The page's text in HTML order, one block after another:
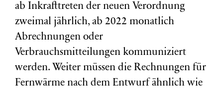
ab Inkrafttreten der neuen Verordnung
zweimal jährlich, ab 2022 monatlich
Abrechnungen oder
Verbrauchsmitteilungen kommuniziert
werden. Weiter müssen die Rechnungen für
Fernwärme nach dem Entwurf ähnlich wie